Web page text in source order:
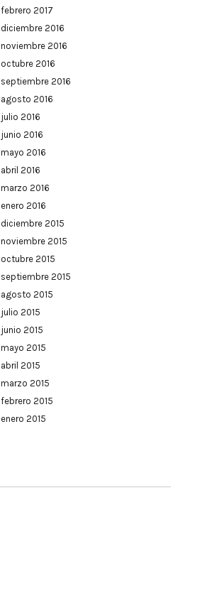
febrero 2017
diciembre 2016
noviembre 2016
octubre 2016
septiembre 2016
agosto 2016
julio 2016
junio 2016
mayo 2016
abril 2016
marzo 2016
enero 2016
diciembre 2015
noviembre 2015
octubre 2015
septiembre 2015
agosto 2015
julio 2015
junio 2015
mayo 2015
abril 2015
marzo 2015
febrero 2015
enero 2015